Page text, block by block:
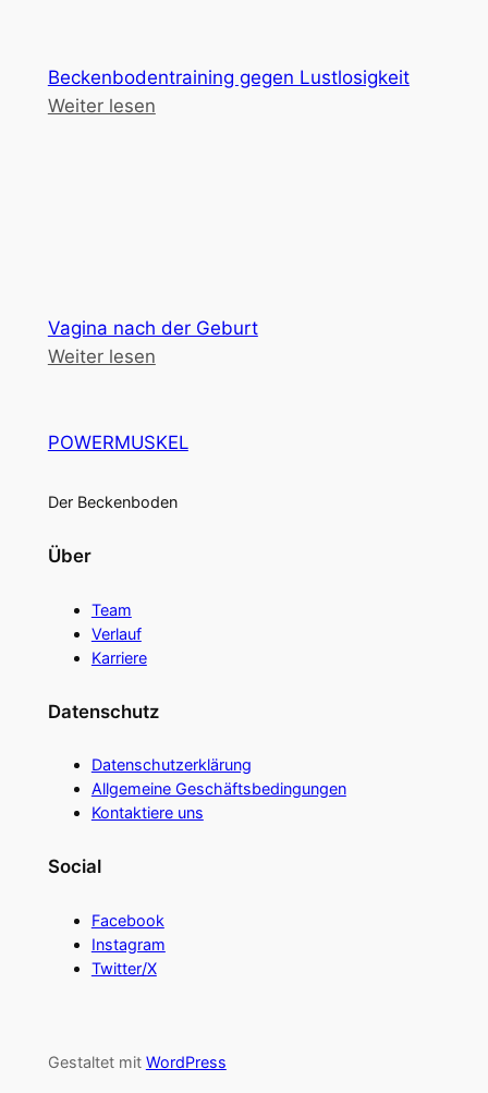
Beckenbodentraining gegen Lustlosigkeit
Weiter lesen
Vagina nach der Geburt
Weiter lesen
POWERMUSKEL
Der Beckenboden
Über
Team
Verlauf
Karriere
Datenschutz
Datenschutzerklärung
Allgemeine Geschäftsbedingungen
Kontaktiere uns
Social
Facebook
Instagram
Twitter/X
Gestaltet mit WordPress